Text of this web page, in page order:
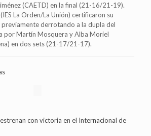
(CAETD) en la final (21-16/21-19).
La Orden/La Unión) certificaron su
previamente derrotando a la dupla del
por Martín Mosquera y Alba Moriel
en dos sets (21-17/21-17).
con victoria en el Internacional de